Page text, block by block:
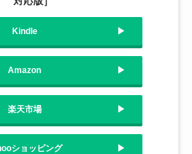
Kindle
Amazon
楽天市場
ショッピング